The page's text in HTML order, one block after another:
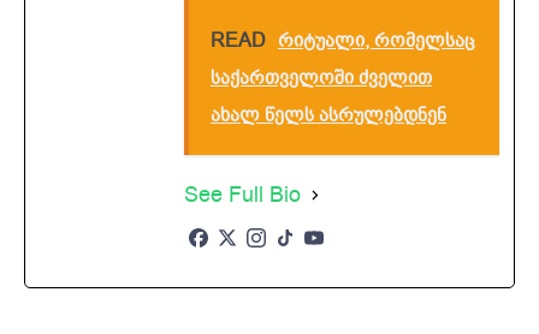
READ რიტუალი, რომელსაც
საქართველოში ძველით
ახალ წელს ასრულებდნენ
See Full Bio